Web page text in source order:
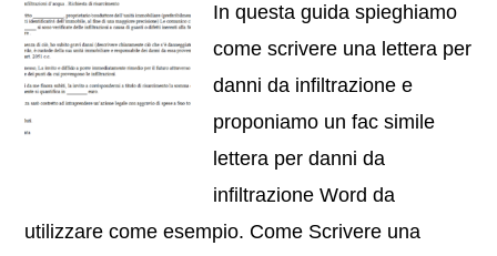
In questa guida spieghiamo
come scrivere una lettera per
danni da infiltrazione e
proponiamo un fac simile
lettera per danni da
infiltrazione Word da
utilizzare come esempio. Come Scrivere una